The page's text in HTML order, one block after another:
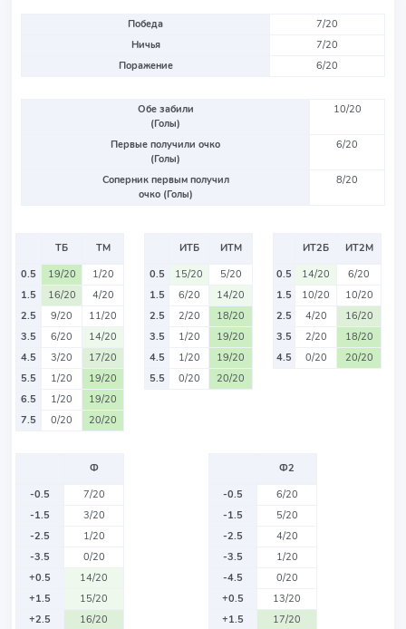
Победа
7/20
Ничья
7/20
Поражение
6/20
Обе забили
(Голы)
10/20
Первые получили очко
(Голы)
6/20
Соперник первым получил
очко (Голы)
8/20
ТБ
ТМ
0.5
19/20
1/20
1.5
16/20
4/20
2.5
9/20
11/20
3.5
6/20
14/20
4.5
3/20
17/20
5.5
1/20
19/20
6.5
1/20
19/20
7.5
0/20 20/20
ИТБ
ИТМ
0.5
15/20
5/20
1.5
6/20
14/20
2.5
2/20
18/20
3.5
1/20
19/20
4.5
1/20
19/20
5.5
0/20 20/20
ИТ2Б
ИТ2М
0.5
14/20
6/20
1.5
10/20
10/20
2.5
4/20
16/20
3.5
2/20
18/20
4.5
0/20 20/20
Ф
-0.5
7/20
-1.5
3/20
-2.5
1/20
-3.5
0/20
+0.5
14/20
+1.5
15/20
+2.5
16/20
Ф2
-0.5
6/20
-1.5
5/20
-2.5
4/20
-3.5
1/20
-4.5
0/20
+0.5
13/20
+1.5
17/20